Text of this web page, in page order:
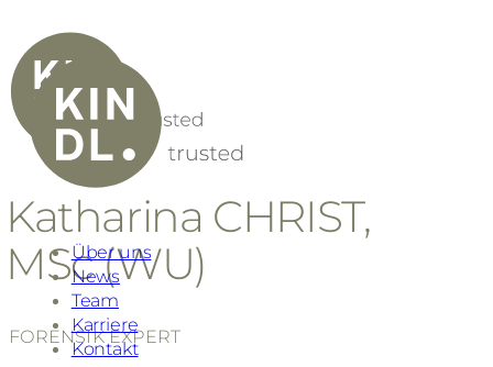
Über uns
News
Team
Karriere
Kontakt
Katharina CHRIST,
MSc (WU)
FORENSIK EXPERT